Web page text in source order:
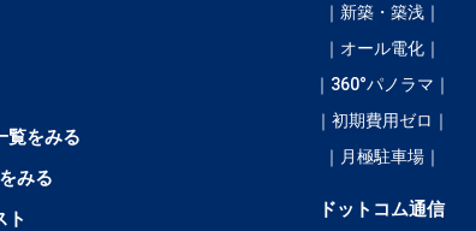
覧をみる
みる
ト
｜新築・築浅｜
｜オール電化｜
｜360°パノラマ｜
｜初期費用ゼロ｜
｜月極駐車場｜
ドットコム通信